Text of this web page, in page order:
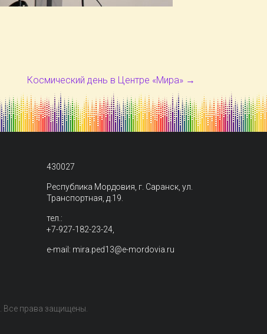
Космический день в Центре «Мира» →
430027
Республика Мордовия, г. Саранск, ул.
Транспортная, д.19.
тел.:
+7-927-182-23-24,
e-mail: mira.ped13@e-mordovia.ru
. Все права защищены.